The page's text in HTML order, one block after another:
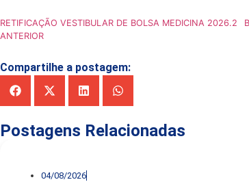
RETIFICAÇÃO VESTIBULAR DE BOLSA MEDICINA 2026.2
ANTERIOR
Compartilhe a postagem:
Postagens Relacionadas
04/08/2026